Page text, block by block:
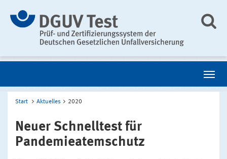
Start Aktuelles 2020
Neuer Schnelltest für
Pandemieatemschutz